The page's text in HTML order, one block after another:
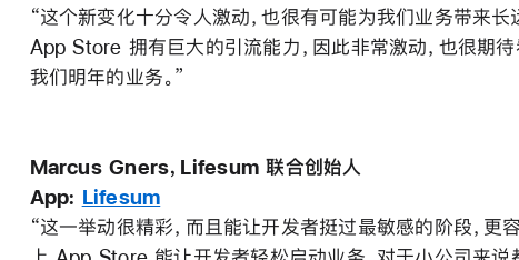
“这个新变化十分令人激动，也很有可能为我们业务带来长
App Store 拥有巨大的引流能力，因此非常激动，也很期
我们明年的业务。”
Marcus Gners，Lifesum 联合创始人
App: Lifesum
“这一举动很精彩，而且能让开发者挺过最敏感的阶段，更